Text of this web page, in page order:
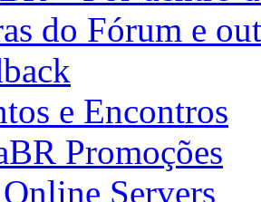
do Fórum e
e Encontros
Promoções
Servers